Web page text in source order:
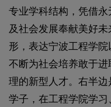
专业学科结构，凭借
及社会发展奉献美好未
形，表达宁波工程学院
不断为社会培养敢于
理的新型人才。右半
学子，在工程学院学